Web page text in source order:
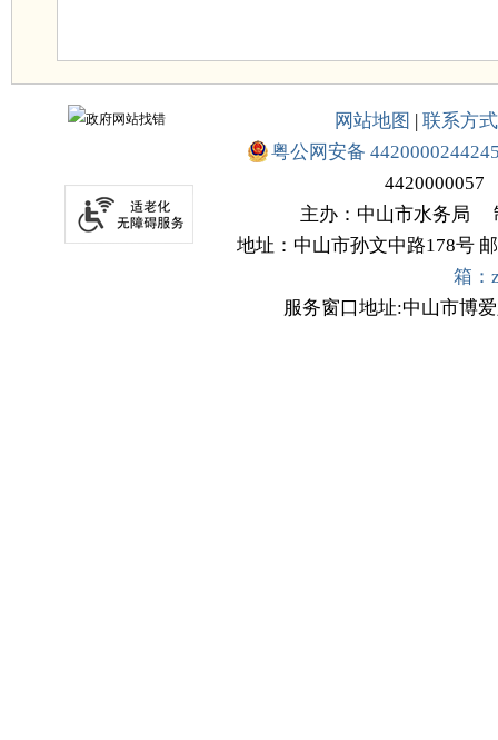
网站地图 | 联系方式
粤公网安备
4420000057
主办：中山市水务局
地址：中山市孙文中路178号
箱：
服务窗口地址:中山市博